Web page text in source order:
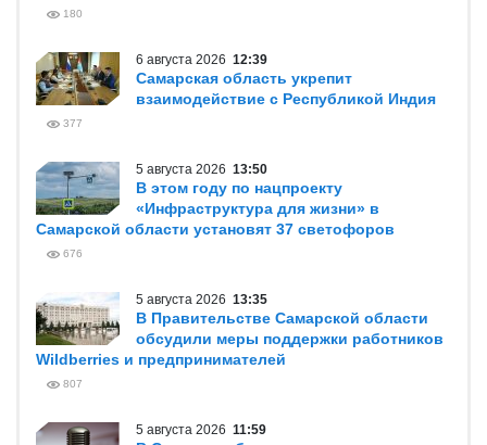
180
6 августа 2026 12:39
Самарская область укрепит
взаимодействие с Республикой Индия
377
5 августа 2026 13:50
В этом году по нацпроекту
«Инфраструктура для жизни» в
Самарской области установят 37 светофоров
676
5 августа 2026 13:35
В Правительстве Самарской области
обсудили меры поддержки работников
Wildberries и предпринимателей
807
5 августа 2026 11:59